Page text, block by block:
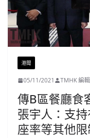
港聞
05/11/2021 TMHK 編
傳B區餐廳食
張宇人：支
座率等其他